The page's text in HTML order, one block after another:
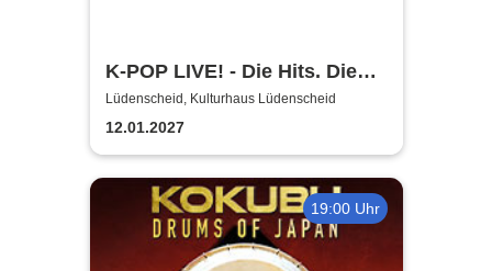
K-POP LIVE! - Die Hits. Die
Moves. Die Show.
Lüdenscheid, Kulturhaus Lüdenscheid
12.01.2027
19:00 Uhr